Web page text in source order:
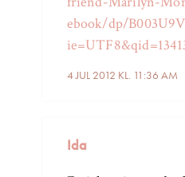
4 JUL 2012 KL. 11:36 AM
ebook/dp/
Ida